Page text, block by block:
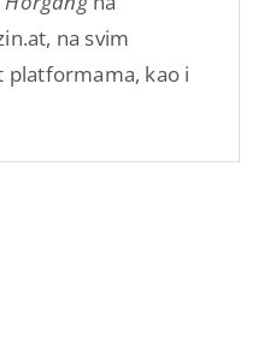
na svim
platformama, kao i